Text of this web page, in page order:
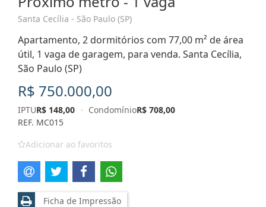
Santa Cecília - São Paulo (SP)
Apartamento, 2 dormitórios com 77,00 m² de área
útil, 1 vaga de garagem, para venda. Santa Cecília,
São Paulo (SP)
R$ 750.000,00
IPTUR$ 148,00 · CondomínioR$ 708,00
REF. MC015
Adicionar ao favoritos
Ficha de Impressão